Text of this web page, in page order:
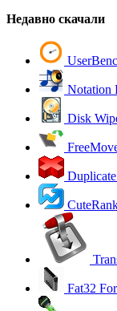
Недавно скачали
Notation
Disk
Fat32